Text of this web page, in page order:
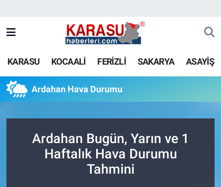
KARASU KOCAALİ FERİZLİ SAKARYA ASAYİŞ
Ardahan Hava Durumu
Ardahan Bugün, Yarın ve 1
Haftalık Hava Durumu
Tahmini